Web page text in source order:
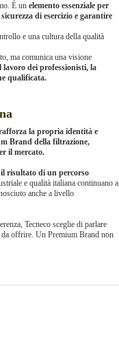
È un elemento essenziale per
di esercizio e garantire
e una cultura della qualità
ma comunica una visione
lavoro dei professionisti, la
qualificata.
la propria identità e
Brand della filtrazione,
il mercato.
il risultato di un percorso
e qualità italiana continuano a
anche a livello
Tecneco sceglie di parlare
offrire. Un Premium Brand non